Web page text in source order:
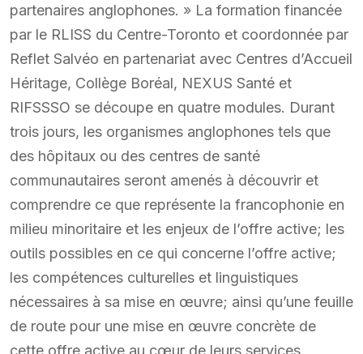
partenaires anglophones. » La formation financée
par le RLISS du Centre-Toronto et coordonnée par
Reflet Salvéo en partenariat avec Centres d’Accueil
Héritage, Collège Boréal, NEXUS Santé et
RIFSSSO se découpe en quatre modules. Durant
trois jours, les organismes anglophones tels que
des hôpitaux ou des centres de santé
communautaires seront amenés à découvrir et
comprendre ce que représente la francophonie en
milieu minoritaire et les enjeux de l’offre active; les
outils possibles en ce qui concerne l’offre active;
les compétences culturelles et linguistiques
nécessaires à sa mise en œuvre; ainsi qu’une feuille
de route pour une mise en œuvre concrète de
cette offre active au cœur de leurs services.